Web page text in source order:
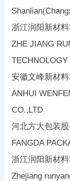
浙江润阳新材
ZHE JIANG
TECHNOLOGY
安徽文峰新材
ANHUI
CO.,LTD
河北方大包装
FANGDA
浙江润阳新材
Zhejiang